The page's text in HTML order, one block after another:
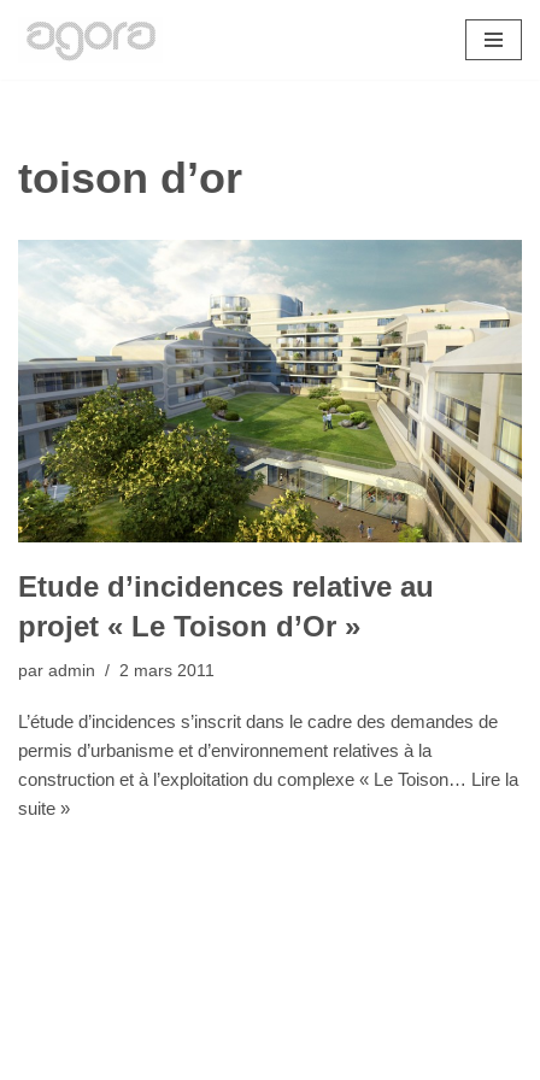
toison d’or
Etude d’incidences relative au
projet « Le Toison d’Or »
par admin 2 mars 2011
L’étude d’incidences s’inscrit dans le cadre des demandes de
permis d’urbanisme et d’environnement relatives à la
construction et à l’exploitation du complexe « Le Toison… Lire la
suite »